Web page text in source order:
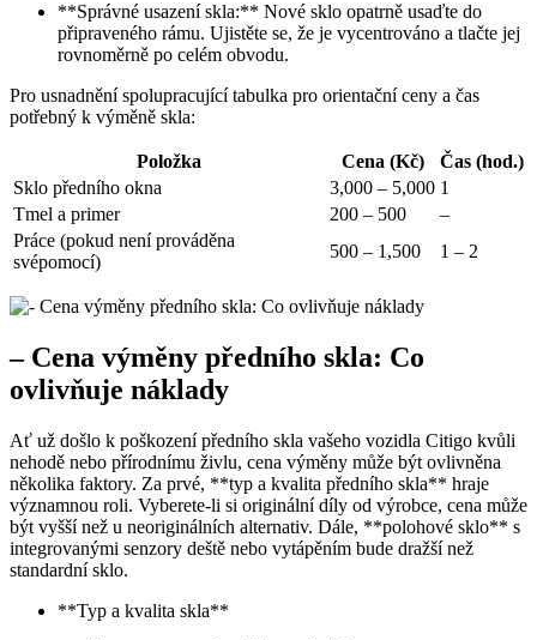
**Správné usazení skla:** Nové sklo opatrně usaďte do
připraveného rámu. Ujistěte se, že je vycentrováno a tlačte jej
rovnoměrně po celém obvodu.
Pro usnadnění spolupracující tabulka pro orientační ceny a čas
potřebný k výměně skla:
Položka Cena (Kč)
Čas (hod.)
Sklo předního okna
3,000 – 5,000 1
Tmel a primer
200 – 500
–
Práce (pokud není prováděna
svépomocí)
500 – 1,500 1 – 2
– Cena výměny předního skla: Co
ovlivňuje náklady
Ať už došlo k poškození předního skla vašeho vozidla Citigo kvůli
nehodě nebo přírodnímu živlu, cena výměny může být ovlivněna
několika faktory. Za prvé, **typ a kvalita předního skla** hraje
významnou roli. Vyberete-li si originální díly od výrobce, cena může
být vyšší než u neoriginálních alternativ. Dále, **polohové sklo** s
integrovanými senzory deště nebo vytápěním bude dražší než
standardní sklo.
**Typ a kvalita skla**